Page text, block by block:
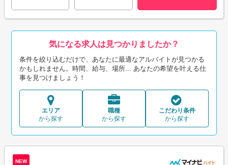
気になる求人は見つかりましたか？
条件を絞り込むだけで、あなたに最適なアルバイトが見つかる
かもしれません。時間、給与、場所... あなたの希望を叶える仕
事を見つけましょう！
エリア
から探す
職種
から探す
こだわり条件
から探す
NEW